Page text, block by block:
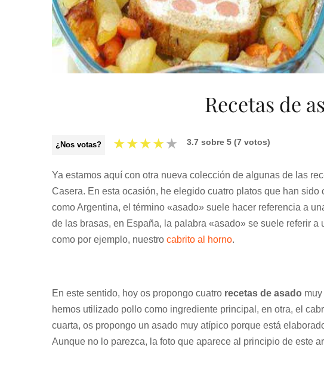
Recetas de
¿Nos votas? ★★★★★ 3.7 sobre 5 (7 votos)
Ya estamos aquí con otra nueva colección de algunas de las
Casera. En esta ocasión, he elegido cuatro platos que han
como Argentina, el término «asado» suele hacer referencia a
de las brasas, en España, la palabra «asado» se suele referir
como por ejemplo, nuestro cabrito al horno.
En este sentido, hoy os propongo cuatro recetas de asado
hemos utilizado pollo como ingrediente principal, en otra, el
cuarta, os propongo un asado muy atípico porque está
Aunque no lo parezca, la foto que aparece al principio de este